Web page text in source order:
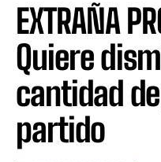
EXTRAÑA
Quiere
cantidad
partido